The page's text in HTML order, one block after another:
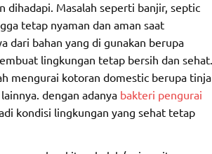
dihadapi. Masalah seperti banjir, septic
tetap nyaman dan aman saat
dari bahan yang di gunakan berupa
lingkungan tetap bersih dan sehat.
mengurai kotoran domestic berupa tinja
dengan adanya bakteri pengurai
kondisi lingkungan yang sehat tetap